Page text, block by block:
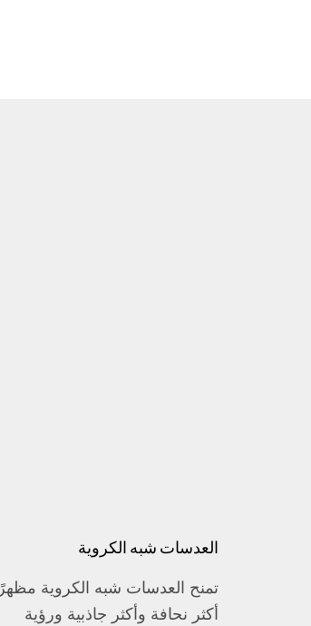
العدسات شبه الكروية
تمنح العدسات شبه الكروية مظهرًا
أكثر نحافة وأكثر جاذبية ورؤية